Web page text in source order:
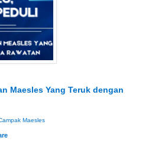
Maesles Yang Teruk dengan
Maesles